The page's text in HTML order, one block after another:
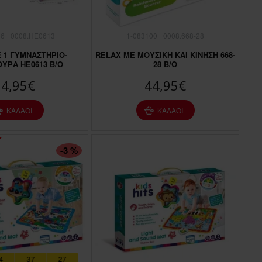
1 ΓΥΜΝΑΣΤΗΡΙΟ-
ΗΕ0613 Β/Ο
ΚΑΛΆΘΙ
RΕLΑΧ ΜΕ ΜΟΥΣΙΚΗ ΚΑΙ ΚΙΝΗΣΗ 668-
28 Β/Ο
44,95€
ΚΑΛΆΘΙ
-3 %
37 25